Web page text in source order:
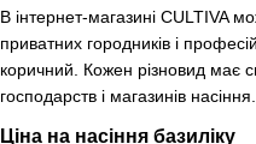
В інтернет-магазині CULTIVA
приватних городників і
коричний. Кожен різновид має
господарств і магазинів
Ціна на насіння базиліку